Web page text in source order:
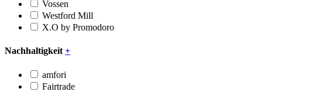
Vossen
Westford Mill
X.O by Promodoro
Nachhaltigkeit +
amfori
Fairtrade